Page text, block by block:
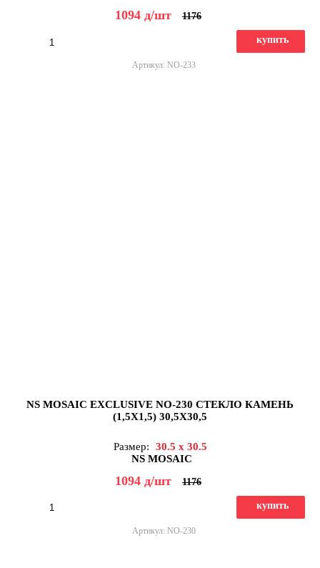
1094 д/шт 1176
купить
Артикул: NO-233
NS MOSAIC EXCLUSIVE NO-230 СТЕКЛО КАМЕНЬ
(1,5X1,5) 30,5X30,5
Размер:
30.5 x 30.5
NS MOSAIC
1094 д/шт 1176
купить
Артикул: NO-230